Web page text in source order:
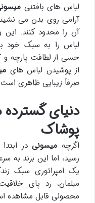
لباس های بافتنی
آرامی روی بدن می
آن را محدود کنند.
لباس را به سبک خود
حسی از لطافت پارچه
از پوشیدن لباس های
صرفاً زیبایی ظاهری
دنیای گسترده
پوشاک
اگرچه میسونیدر
رسید، اما این برند به
یک امپراتوری سبک
مبلمان، رد پای
محصولی قابل مشاهده